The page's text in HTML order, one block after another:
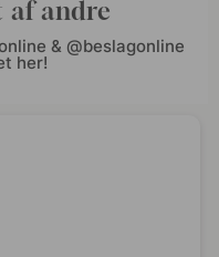
andre
& @beslagonline
her!